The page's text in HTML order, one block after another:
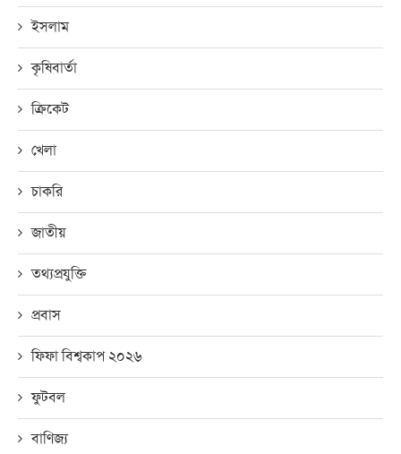
ইসলাম
কৃষিবার্তা
ক্রিকেট
খেলা
চাকরি
জাতীয়
তথ্যপ্রযুক্তি
প্রবাস
ফিফা বিশ্বকাপ ২০২৬
ফুটবল
বাণিজ্য